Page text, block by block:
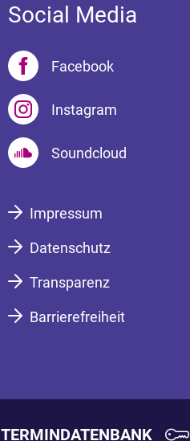
Social Media
Facebook
Instagram
Soundcloud
Impressum
Datenschutz
Transparenz
Barrierefreiheit
TERMINDATENBANK